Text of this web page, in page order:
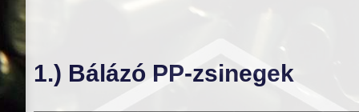
1.) Bálázó PP-zsinegek